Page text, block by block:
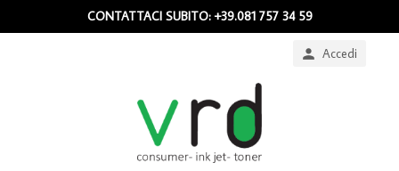
CONTATTACI SUBITO: +39.081 757 34 59
 Accedi